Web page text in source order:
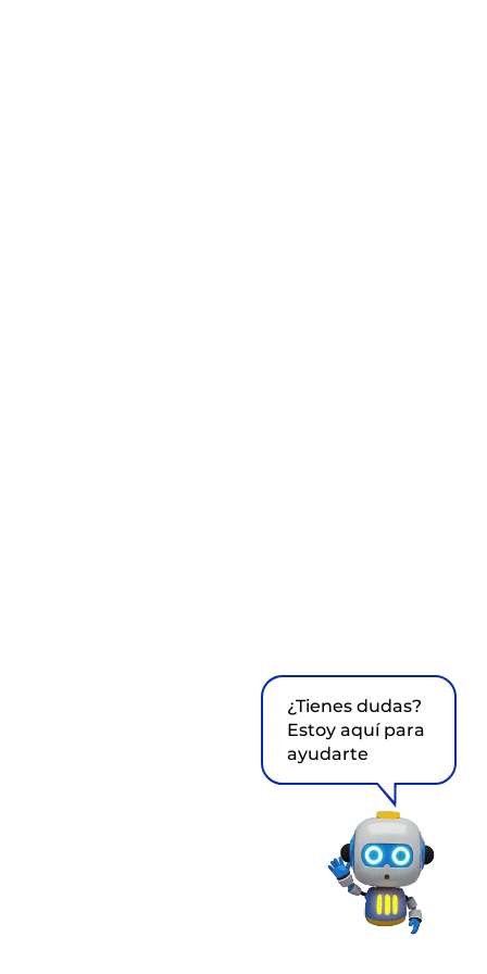
¿Tienes dudas?
Estoy aquí para
ayudarte